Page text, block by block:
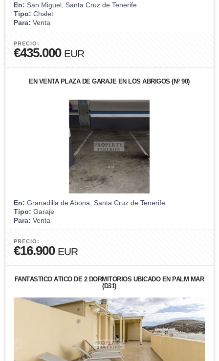
En: San Miguel, Santa Cruz de Tenerife
Tipo: Chalet
Para: Venta
PRECIO:
€435.000 EUR
EN VENTA PLAZA DE GARAJE EN LOS ABRIGOS (Nº 90)
En: Granadilla de Abona, Santa Cruz de Tenerife
Tipo: Garaje
Para: Venta
PRECIO:
€16.900 EUR
FANTÁSTICO ÁTICO DE 2 DORMITORIOS UBICADO EN PALM MAR
(D31)